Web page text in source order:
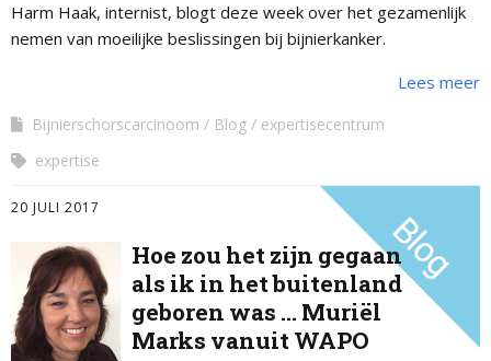
Harm Haak, internist, blogt deze week over het gezamenlijk
nemen van moeilijke beslissingen bij bijnierkanker.
Lees meer
Bijnierschorscarcinoom Blog
expertisecentrum
expertise
20 JULI 2017
Hoe zou het zijn gegaan
als ik in het buitenland
geboren was … Muriël
Marks vanuit WAPO